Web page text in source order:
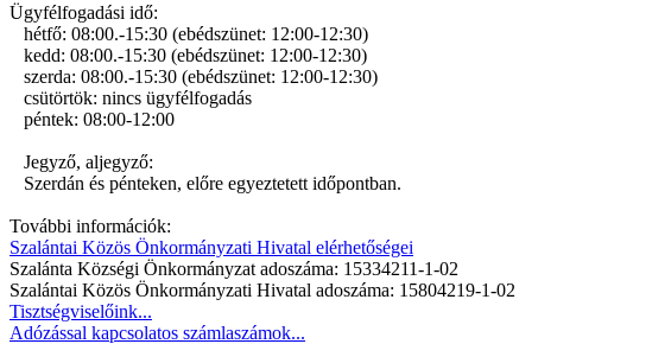
Ügyfélfogadási idő:
hétfő: 08:00.-15:30 (ebédszünet: 12:00-12:30)
kedd: 08:00.-15:30 (ebédszünet: 12:00-12:30)
szerda: 08:00.-15:30 (ebédszünet: 12:00-12:30)
csütörtök: nincs ügyfélfogadás
péntek: 08:00-12:00
Jegyző, aljegyző:
Szerdán és pénteken, előre egyeztetett időpontban.
További információk:
Szalántai Közös Önkormányzati Hivatal elérhetőségei
Szalánta Községi Önkormányzat adoszáma: 15334211-1-02
Szalántai Közös Önkormányzati Hivatal adoszáma: 15804219-1-02
Tisztségviselőink...
Adózással kapcsolatos számlaszámok...